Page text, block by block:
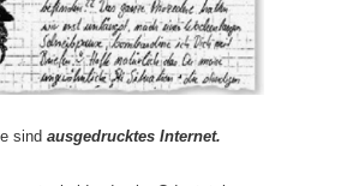
sind ausgedrucktes Internet.